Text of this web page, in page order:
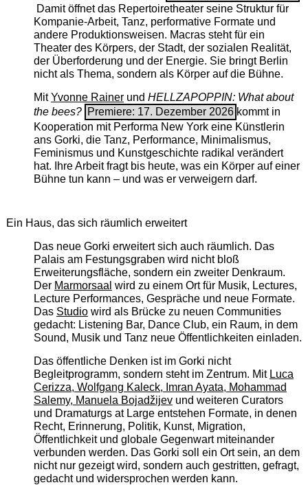
Damit öffnet das Repertoiretheater seine Struktur für
Kompanie-Arbeit, Tanz, performative Formate und
andere Produktionsweisen. Macras steht für ein
Theater des Körpers, der Stadt, der sozialen Realität,
der Überforderung und der Energie. Sie bringt Berlin
nicht als Thema, sondern als Körper auf die Bühne.
MitYvonne Rainerund HELLZAPOPPIN: What about
the bees? Premiere: 17. Dezember 2026 kommt in
Kooperation mit Performa New York eine Künstlerin
ans Gorki, die Tanz, Performance, Minimalismus,
Feminismus und Kunstgeschichte radikal verändert
hat. Ihre Arbeit fragt bis heute, was ein Körper auf einer
Bühne tun kann – und was er verweigern darf.
Ein Haus, das sich räumlich erweitert
Das neue Gorki erweitert sich auch räumlich. Das
Palais am Festungsgraben wird nicht bloß
Erweiterungsfläche, sondern ein zweiter Denkraum.
Der Marmorsaal wird zu einem Ort für Musik, Lectures,
Lecture Performances, Gespräche und neue Formate.
Das Studiowird als Brücke zu neuen Communities
gedacht: Listening Bar, Dance Club, ein Raum, in dem
Sound, Musik und Tanz neue Öffentlichkeiten einladen.
Das öffentliche Denken ist im Gorki nicht
Begleitprogramm, sondern steht im Zentrum. Mit Luca
Cerizza, Wolfgang Kaleck, Imran Ayata, Mohammad
Salemy, Manuela Bojadžijevund weiteren Curators
und Dramaturgs at Large entstehen Formate, in denen
Recht, Erinnerung, Politik, Kunst, Migration,
Öffentlichkeit und globale Gegenwart miteinander
verbunden werden. Das Gorki soll ein Ort sein, an dem
nicht nur gezeigt wird, sondern auch gestritten, gefragt,
gedacht und widersprochen werden kann.